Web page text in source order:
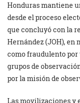
Honduras mantiene
desde el proceso
que concluyó con la
Hernández (JOH), en
como fraudulento
grupos de
por la misión de
Las movilizaciones y